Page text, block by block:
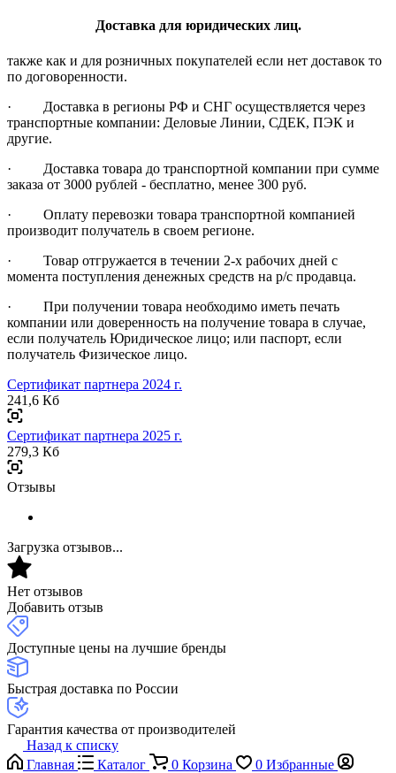
Доставка для юридических лиц.
также как и для розничных покупателей если нет доставок то
по договоренности.
· Доставка в регионы РФ и СНГ осуществляется через
транспортные компании: Деловые Линии, СДЕК, ПЭК и
другие.
· Доставка товара до транспортной компании при сумме
заказа от 3000 рублей - бесплатно, менее 300 руб.
· Оплату перевозки товара транспортной компанией
производит получатель в своем регионе.
· Товар отгружается в течении 2-х рабочих дней с
момента поступления денежных средств на р/с продавца.
· При получении товара необходимо иметь печать
компании или доверенность на получение товара в случае,
если получатель Юридическое лицо; или паспорт, если
получатель Физическое лицо.
Сертификат партнера 2024 г.
241,6 Кб
Сертификат партнера 2025 г.
279,3 Кб
Отзывы
Загрузка отзывов...
Нет отзывов
Добавить отзыв
Доступные цены на лучшие бренды
Быстрая доставка по России
Гарантия качества от производителей
Назад к списку
Главная
Каталог 0 Корзина 0 Избранные